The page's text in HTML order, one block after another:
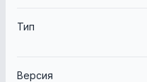
Тип
Версия